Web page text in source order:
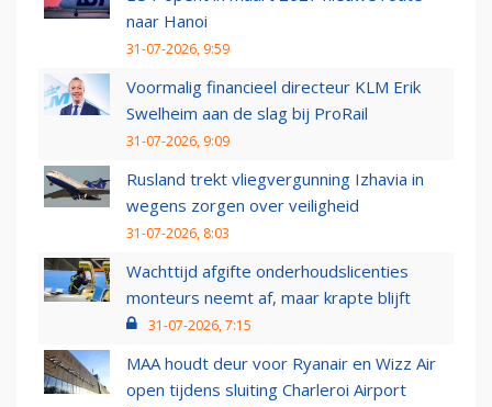
naar Hanoi
31-07-2026, 9:59
Voormalig financieel directeur KLM Erik
Swelheim aan de slag bij ProRail
31-07-2026, 9:09
Rusland trekt vliegvergunning Izhavia in
wegens zorgen over veiligheid
31-07-2026, 8:03
Wachttijd afgifte onderhoudslicenties
monteurs neemt af, maar krapte blijft
31-07-2026, 7:15
MAA houdt deur voor Ryanair en Wizz Air
open tijdens sluiting Charleroi Airport